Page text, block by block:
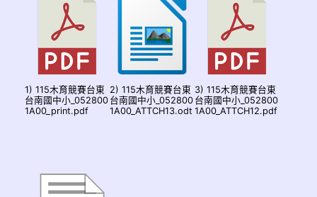
1) 115木育競賽台東
台南國中小_052800
1A00_print.pdf
2) 115木育競賽台東
台南國中小_052800
1A00_ATTCH13.odt
3) 115木育競賽台東
台南國中小_052800
1A00_ATTCH12.pdf